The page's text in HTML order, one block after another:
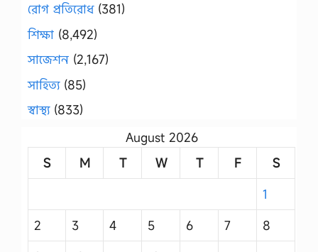
রোগ প্রতিরোধ(381)
শিক্ষা (8,492)
সাজেশন (2,167)
সাহিত্য(85)
স্বাস্থ্য(833)
August 2026
S
M T W T F
S
1
2
3 4 5 6 7
8